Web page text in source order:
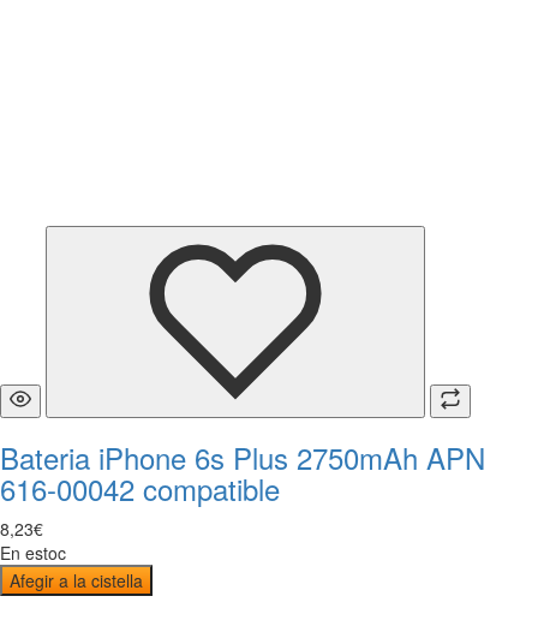
Bateria iPhone 6s Plus 2750mAh APN
616-00042 compatible
8,23€
En estoc
Afegir a la cistella